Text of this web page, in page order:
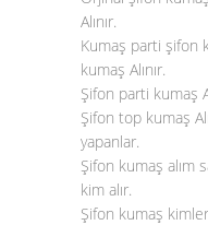
Alınır.
Kumaş parti şifon
kumaş Alınır.
Şifon parti kumaş
Şifon top kumaş
yapanlar.
Şifon kumaş alım
kim alır.
Şifon kumaş kimler